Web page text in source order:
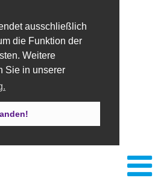
ausschließlich
die Funktion der
Weitere
Sie in unserer